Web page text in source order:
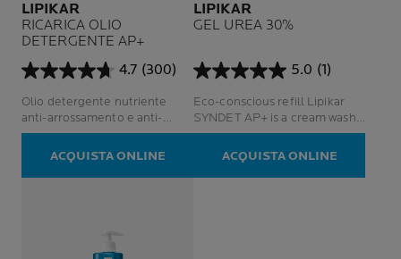
LIPIKAR
RICARICA OLIO
DETERGENTE AP+
4.7 (300)
4.7
su
5
stelle.
recensioni
Olio detergente nutriente
anti-arrossamento e anti-
prurito. Anche per la pelle a
tendenza atopica.
ACQUISTA ONLINE
LIPIKAR
GEL UREA 30%
5.0 (1)
5.0
su
5
stelle.
recensione
Eco-conscious refill Lipikar
SYNDET AP+ is a cream wash
for newborns, babies, children
and adults with atopic
eczema-prone skin.
ACQUISTA ONLINE